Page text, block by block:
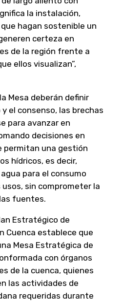
la instalación,
hagan sostenible un
certeza en
de la región frente a
ellos visualizan”,
Mesa deberán definir
el consenso, las brechas
para avanzar en
decisiones en
permitan una gestión
hídricos, es decir,
para el consumo
sin comprometer la
fuentes.
Estratégico de
Cuenca establece que
Mesa Estratégica de
con órganos
de la cuenca, quienes
las actividades de
requeridas durante